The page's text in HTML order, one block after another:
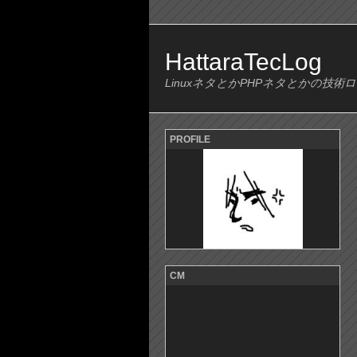
HattaraTecLog
LinuxネタとかPHPネタとかの技術
PROFILE
CM